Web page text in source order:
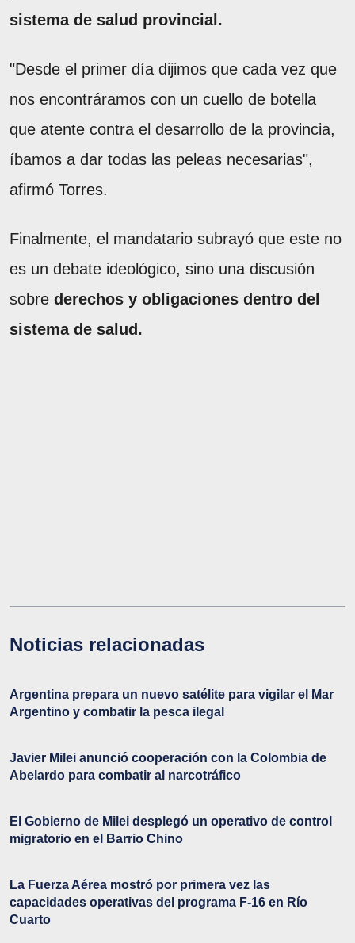
sistema de salud provincial.
"Desde el primer día dijimos que cada vez que
nos encontráramos con un cuello de botella
que atente contra el desarrollo de la provincia,
íbamos a dar todas las peleas necesarias",
afirmó Torres.
Finalmente, el mandatario subrayó que este no
es un debate ideológico, sino una discusión
sobre derechos y obligaciones dentro del
sistema de salud.
Noticias relacionadas
Argentina prepara un nuevo satélite para vigilar el Mar
Argentino y combatir la pesca ilegal
Javier Milei anunció cooperación con la Colombia de
Abelardo para combatir al narcotráfico
El Gobierno de Milei desplegó un operativo de control
migratorio en el Barrio Chino
La Fuerza Aérea mostró por primera vez las
capacidades operativas del programa F-16 en Río
Cuarto